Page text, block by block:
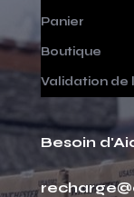
Panier
Boutique
Validation de
Besoin